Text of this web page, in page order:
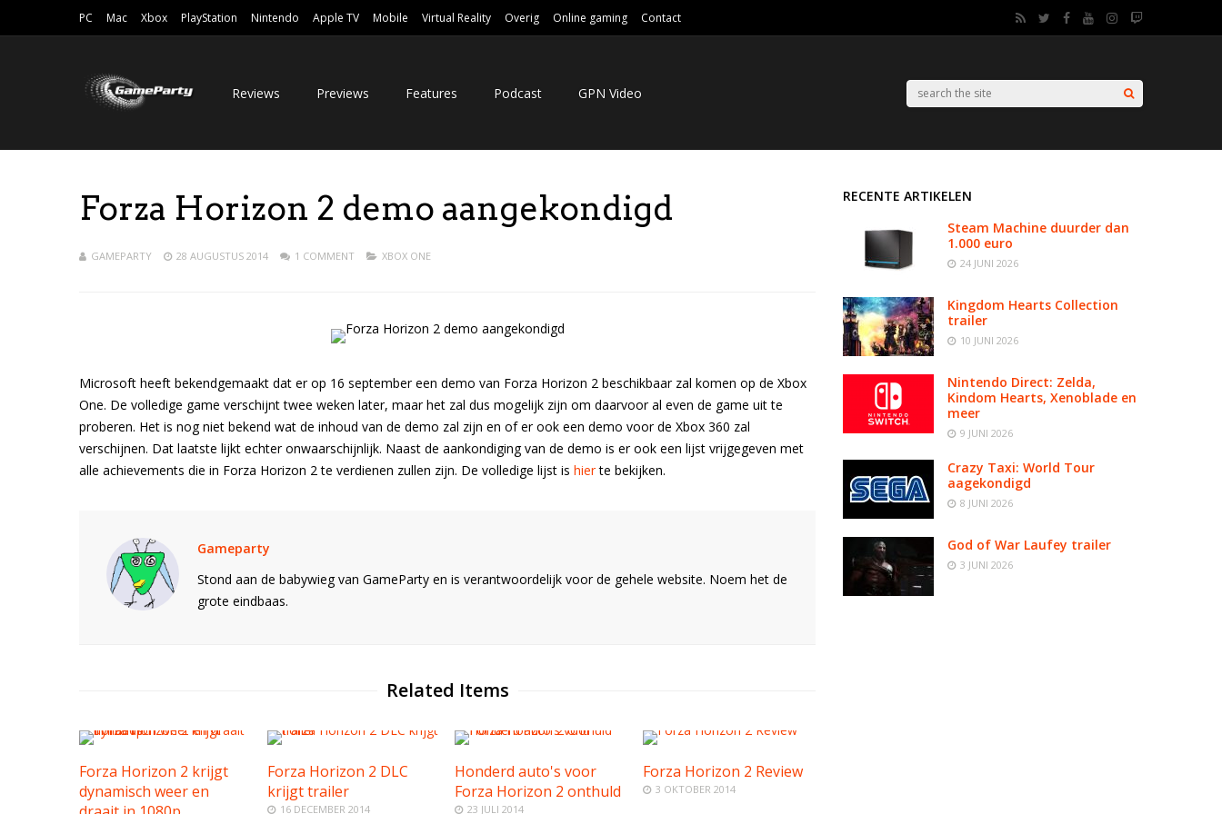
PC Mac Xbox PlayStation Nintendo Apple TV Mobile Virtual Reality Overig Online gaming Contact
Reviews Previews Features Podcast GPN Video
Forza Horizon 2 demo aangekondigd
GAMEPARTY 28 AUGUSTUS 2014 1 COMMENT XBOX ONE
Microsoft heeft bekendgemaakt dat er op 16 september een demo van Forza Horizon 2 beschikbaar zal komen op de Xbox
One. De volledige game verschijnt twee weken later, maar het zal dus mogelijk zijn om daarvoor al even de game uit te
proberen. Het is nog niet bekend wat de inhoud van de demo zal zijn en of er ook een demo voor de Xbox 360 zal
verschijnen. Dat laatste lijkt echter onwaarschijnlijk. Naast de aankondiging van de demo is er ook een lijst vrijgegeven met
alle achievements die in Forza Horizon 2 te verdienen zullen zijn. De volledige lijst is hierte bekijken.
Gameparty
Stond aan de babywieg van GameParty en is verantwoordelijk voor de gehele website. Noem het de
grote eindbaas.
Related Items
Forza Horizon 2 krijgt
dynamisch weer en
Forza Horizon 2 DLC
krijgt trailer
16 DECEMBER 2014
Honderd auto's voor
Forza Horizon 2 onthuld
23 JULI 2014
Forza Horizon 2 Review
3 OKTOBER 2014
RECENTE ARTIKELEN
Steam Machine duurder dan
1.000 euro
24 JUNI 2026
Kingdom Hearts Collection
trailer
10 JUNI 2026
Nintendo Direct: Zelda,
Kindom Hearts, Xenoblade en
meer
9 JUNI 2026
Crazy Taxi: World Tour
aagekondigd
8 JUNI 2026
God of War Laufey trailer
3 JUNI 2026